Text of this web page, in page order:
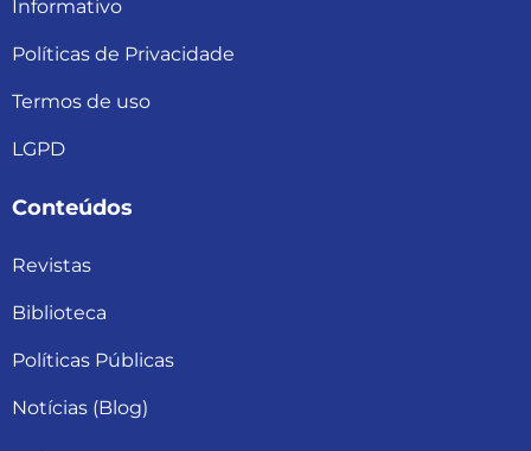
Informativo
Políticas de Privacidade
Termos de uso
LGPD
Conteúdos
Revistas
Biblioteca
Políticas Públicas
Notícias (Blog)